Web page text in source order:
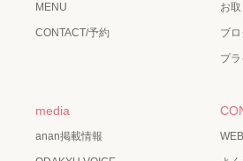
MENU
CONTACT/予約
お
ブ
プ
media
anan掲載情報